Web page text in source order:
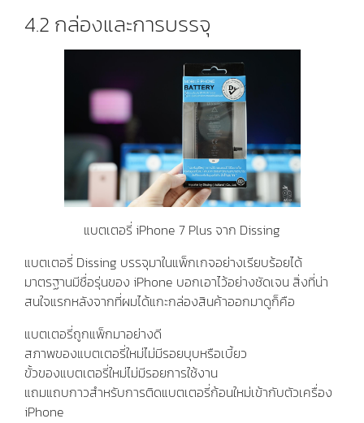
4.2 กล่องและการบรรจุ
แบตเตอรี่ iPhone 7 Plus จาก Dissing
แบตเตอรี่ Dissing บรรจุมาในแพ็กเกจอย่างเรียบร้อยได้
มาตรฐานมีชื่อรุ่นของ iPhone บอกเอาไว้อย่างชัดเจน สิ่งที่น่า
สนใจแรกหลังจากที่ผมได้แกะกล่องสินค้าออกมาดูก็คือ
แบตเตอรี่ถูกแพ็กมาอย่างดี
สภาพของแบตเตอรี่ใหม่ไม่มีรอยบุบหรือเบี้ยว
ขั้วของแบตเตอรี่ใหม่ไม่มีรอยการใช้งาน
แถมแถบกาวสำหรับการติดแบตเตอรี่ก้อนใหม่เข้ากับตัวเครื่อง
iPhone